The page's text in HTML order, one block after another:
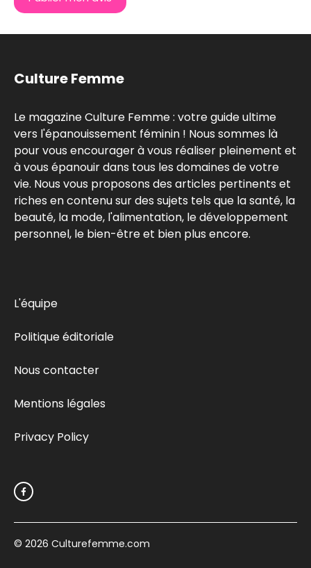
Culture Femme
Le magazine Culture Femme : votre guide ultime
vers l'épanouissement féminin ! Nous sommes là
pour vous encourager à vous réaliser pleinement et
à vous épanouir dans tous les domaines de votre
vie. Nous vous proposons des articles pertinents et
riches en contenu sur des sujets tels que la santé, la
beauté, la mode, l'alimentation, le développement
personnel, le bien-être et bien plus encore.
L'équipe
Politique éditoriale
Nous contacter
Mentions légales
Privacy Policy
© 2026 Culturefemme.com